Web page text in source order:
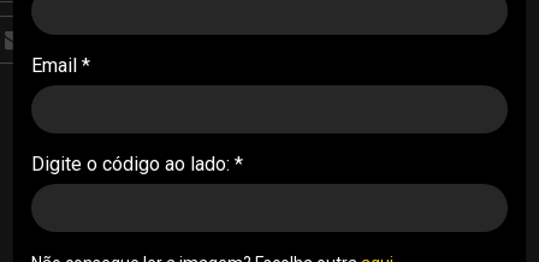
vulnerabilidades
ativamente exploradas
A CISA lançou, no final da última semana, uma
diretiva de emergência para que as agências
federais norte-americanas mitiguem as
vulnerabilidades no Connect Secure e no Policy
Email *
Digite o código ao lado: *